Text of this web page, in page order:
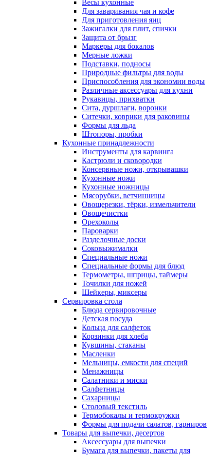
Весы кухонные
Для заваривания чая и кофе
Для приготовления яиц
Зажигалки для плит, спички
Защита от брызг
Маркеры для бокалов
Мерные ложки
Подставки, подносы
Природные фильтры для воды
Приспособления для экономии воды
Различные аксессуары для кухни
Рукавицы, прихватки
Сита, дуршлаги, воронки
Ситечки, коврики для раковины
Формы для льда
Штопоры, пробки
Кухонные принадлежности
Инструменты для карвинга
Кастрюли и сковородки
Консервные ножи, открывашки
Кухонные ножи
Кухонные ножницы
Мясорубки, ветчинницы
Овощерезки, тёрки, измельчители
Овощечистки
Орехоколы
Пароварки
Разделочные доски
Соковыжималки
Специальные ножи
Специальные формы для блюд
Термометры, шприцы, таймеры
Точилки для ножей
Шейкеры, миксеры
Сервировка стола
Блюда сервировочные
Детская посуда
Кольца для салфеток
Корзинки для хлеба
Кувшины, стаканы
Масленки
Мельницы, емкости для специй
Менажницы
Салатники и миски
Салфетницы
Сахарницы
Столовый текстиль
Термобокалы и термокружки
Формы для подачи салатов, гарниров
Товары для выпечки, десертов
Аксессуары для выпечки
Бумага для выпечки, пакеты для